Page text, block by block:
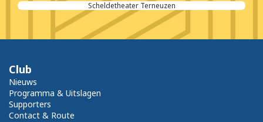
Scheldetheater Terneuzen
Club
Nieuws
Programma & Uitslagen
Supporters
Contact & Route